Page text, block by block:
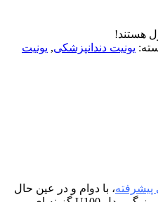
هستند!
یونیت دندانپزشکی, یونیت
پیشرفته، با دوام و در عین حال